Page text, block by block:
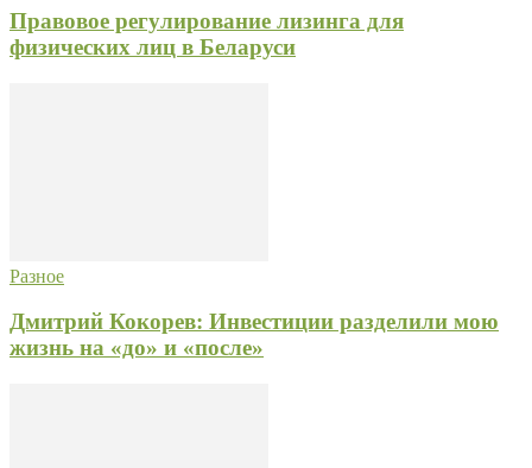
Правовое регулирование лизинга для
физических лиц в Беларуси
Разное
Дмитрий Кокорев: Инвестиции разделили мою
жизнь на «до» и «после»